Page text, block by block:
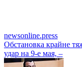
newsonline.press
Обстановка крайне
удар на 9-е мая, –